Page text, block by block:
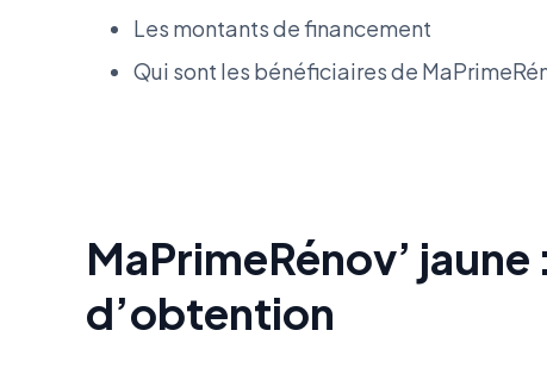
Les montants de financement
Qui sont les bénéficiaires de
MaPrimeRénov’
d’obtention